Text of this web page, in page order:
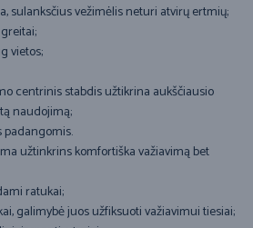
sulanksčius vežimėlis neturi atvirų ertmių;
vietos;
centrinis stabdis užtikrina aukščiausio
naudojimą;
užtinkrins komfortiška važiavimą bet
ratukai;
galimybė juos užfiksuoti važiavimui tiesiai;